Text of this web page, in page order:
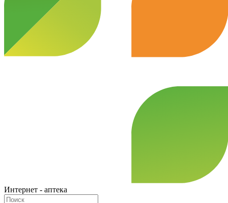
Интернет - аптека